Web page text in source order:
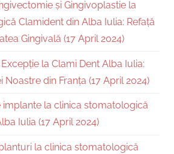
și Gingivoplastie la
Clamident din Alba Iulia: Refață
Gingivală (17 April 2024)
la Clami Dent Alba Iulia:
Noastre din Franța (17 April 2024)
implante la clinica stomatologică
Iulia (17 April 2024)
la clinica stomatologică